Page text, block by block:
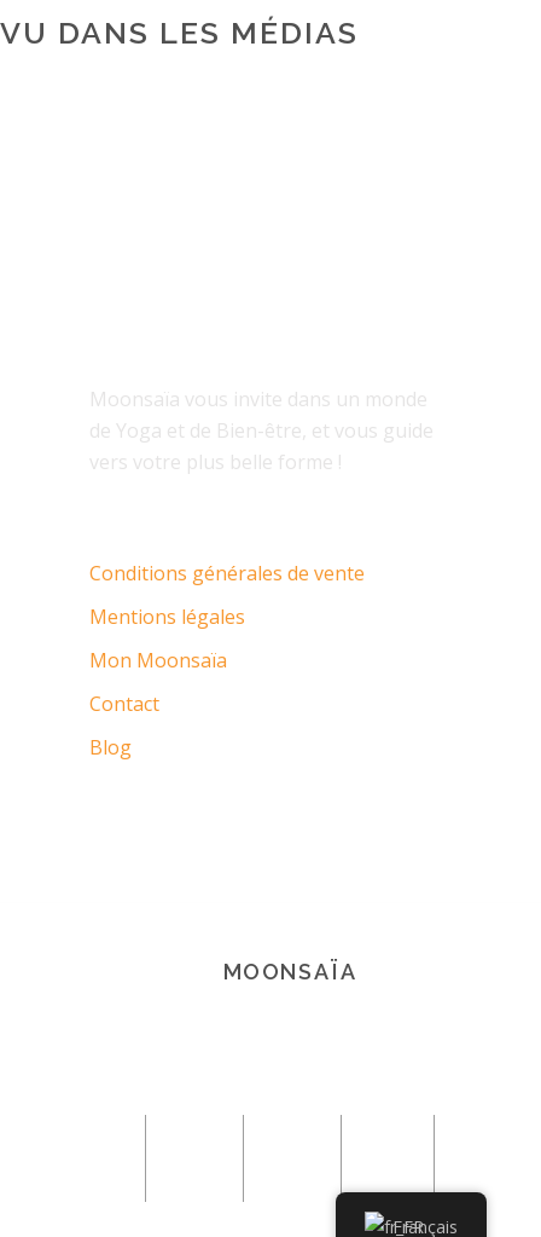
VU DANS LES MÉDIAS
Moonsaïa vous invite dans un monde
de Yoga et de Bien-être, et vous guide
vers votre plus belle forme !
Conditions générales de vente
Mentions légales
Mon Moonsaïa
Contact
Blog
MOONSAÏA
Français